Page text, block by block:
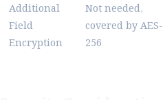
Additional
Field
Encryption
Not needed,
covered by AES-
256